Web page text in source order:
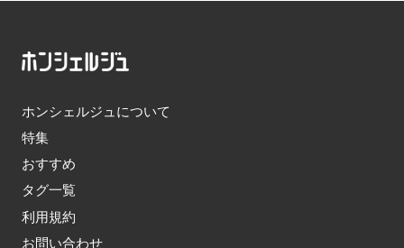
ホンシェルジュについて
特集
おすすめ
タグ一覧
利用規約
お問い合わせ